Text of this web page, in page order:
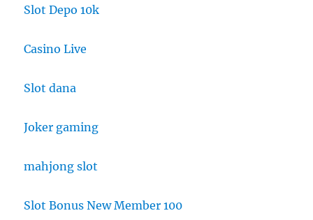
Slot Depo 10k
Casino Live
Slot dana
Joker gaming
mahjong slot
Slot Bonus New Member 100